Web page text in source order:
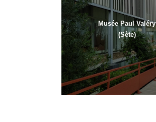
Musée Paul Valéry
(Sète)